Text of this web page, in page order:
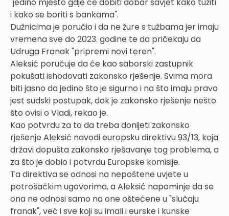
i kako se boriti s bankama".
Dužnicima je poručio i da ne žure s tužbama jer imaju
vremena sve do 2023. godine te da pričekaju da
Udruga Franak "pripremi novi teren".
Aleksić poručuje da će kao saborski zastupnik
pokušati ishodovati zakonsko rješenje. Svima mora
biti jasno da jedino što je sigurno i na što imaju pravo
jest sudski postupak, dok je zakonsko rješenje nešto
što ovisi o Vladi, rekao je.
Kao potvrdu za to da treba donijeti zakonsko
rješenje Aleksić navodi europsku direktivu 93/13, koja
državi dopušta zakonsko rješavanje tog problema, a
za što je dobio i potvrdu Europske komisije.
Ta direktiva se odnosi na nepoštene uvjete u
potrošačkim ugovorima, a Aleksić napominje da se
ona ne odnosi samo na one oštećene u "slučaju
franak", već i sve koji su imali i eurske i kunske